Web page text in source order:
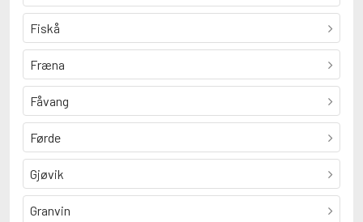
Fiskå
Fræna
Fåvang
Førde
Gjøvik
Granvin